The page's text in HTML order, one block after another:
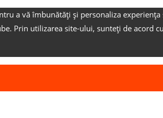
a vă îmbunătăți și personaliza
Prin utilizarea site-ului, sunteți de acord